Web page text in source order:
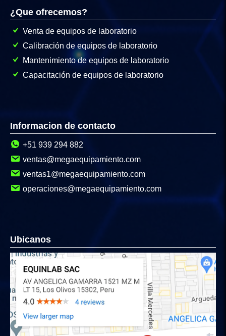
¿Que ofrecemos?
Venta de equipos de laboratorio
Calibración de equipos de laboratorio
Mantenimiento de equipos de laboratorio
Capacitación de equipos de laboratorio
Informacion de contacto
+51 939 294 882
ventas@megaequipamiento.com
ventas1@megaequipamiento.com
operaciones@megaequipamiento.com
Ubicanos